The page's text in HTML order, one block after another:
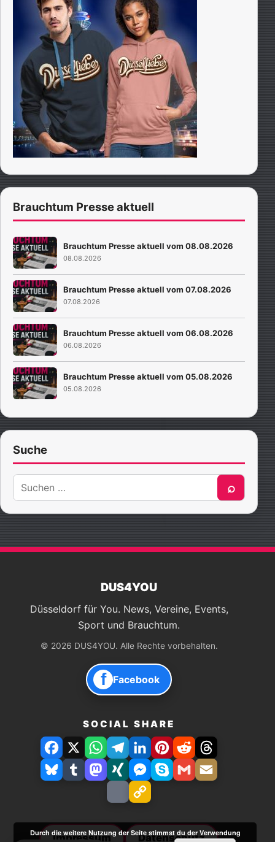
Brauchtum Presse aktuell
Brauchtum Presse aktuell vom 08.08.2026
08.08.2026
Brauchtum Presse aktuell vom 07.08.2026
07.08.2026
Brauchtum Presse aktuell vom 06.08.2026
06.08.2026
Brauchtum Presse aktuell vom 05.08.2026
05.08.2026
Suche
Suche
nach:
⌕
DUS4YOU
Düsseldorf für You. News, Vereine, Events,
Sport und Brauchtum.
© 2026 DUS4YOU. Alle Rechte vorbehalten.
f Facebook
SOCIAL SHARE
Facebook
X WhatsApp
Telegram
LinkedInPinterest
RedditThreads
BlueskyTumblrMastodon
XingFacebook
Messenger
SkypeGmailE-
Drucken
Link
Impressum
Datenschutz
Durch die weitere Nutzung der Seite stimmst du der Verwendung